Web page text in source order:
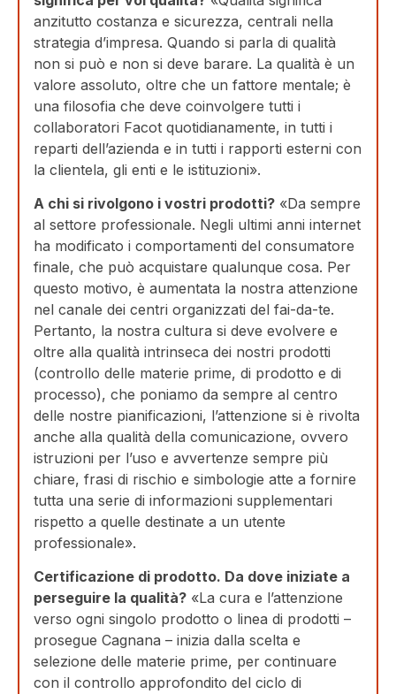
anzitutto costanza e sicurezza, centrali nella
strategia d’impresa. Quando si parla di qualità
non si può e non si deve barare. La qualità è un
valore assoluto, oltre che un fattore mentale; è
una filosofia che deve coinvolgere tutti i
collaboratori Facot quotidianamente, in tutti i
reparti dell’azienda e in tutti i rapporti esterni con
la clientela, gli enti e le istituzioni».
A chi si rivolgono i vostri prodotti? «Da sempre
al settore professionale. Negli ultimi anni internet
ha modificato i comportamenti del consumatore
finale, che può acquistare qualunque cosa. Per
questo motivo, è aumentata la nostra attenzione
nel canale dei centri organizzati del fai-da-te.
Pertanto, la nostra cultura si deve evolvere e
oltre alla qualità intrinseca dei nostri prodotti
(controllo delle materie prime, di prodotto e di
processo), che poniamo da sempre al centro
delle nostre pianificazioni, l’attenzione si è rivolta
anche alla qualità della comunicazione, ovvero
istruzioni per l’uso e avvertenze sempre più
chiare, frasi di rischio e simbologie atte a fornire
tutta una serie di informazioni supplementari
rispetto a quelle destinate a un utente
professionale».
Certificazione di prodotto. Da dove iniziate a
perseguire la qualità? «La cura e l’attenzione
verso ogni singolo prodotto o linea di prodotti –
prosegue Cagnana – inizia dalla scelta e
selezione delle materie prime, per continuare
con il controllo approfondito del ciclo di